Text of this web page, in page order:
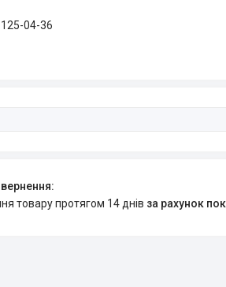
04-36
товару протягом 14 днів за рахунок